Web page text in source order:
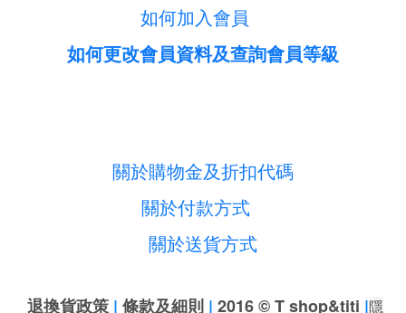
如何加入會員
如何更改會員資料及查詢會員等級
關於購物金及折扣代碼
關於付款方式
關於送貨方式
退換貨政策 | 條款及細則 | 2016 © T shop&titi |隱